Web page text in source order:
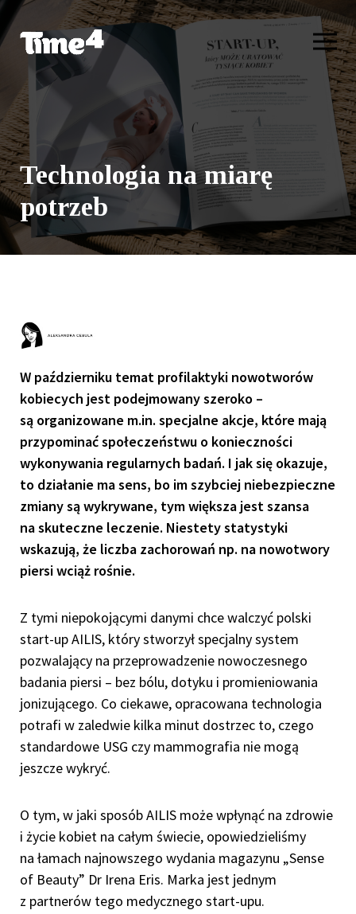
Technologia na miarę
potrzeb
W październiku temat profilaktyki nowotworów
kobiecych jest podejmowany szeroko –
są organizowane m.in. specjalne akcje, które mają
przypominać społeczeństwu o konieczności
wykonywania regularnych badań. I jak się okazuje,
to działanie ma sens, bo im szybciej niebezpieczne
zmiany są wykrywane, tym większa jest szansa
na skuteczne leczenie. Niestety statystyki
wskazują, że liczba zachorowań np. na nowotwory
piersi wciąż rośnie.
Z tymi niepokojącymi danymi chce walczyć polski
start-up AILIS, który stworzył specjalny system
pozwalający na przeprowadzenie nowoczesnego
badania piersi – bez bólu, dotyku i promieniowania
jonizującego. Co ciekawe, opracowana technologia
potrafi w zaledwie kilka minut dostrzec to, czego
standardowe USG czy mammografia nie mogą
jeszcze wykryć.
O tym, w jaki sposób AILIS może wpłynąć na zdrowie
i życie kobiet na całym świecie, opowiedzieliśmy
na łamach najnowszego wydania magazynu „Sense
of Beauty” Dr Irena Eris. Marka jest jednym
z partnerów tego medycznego start-upu.